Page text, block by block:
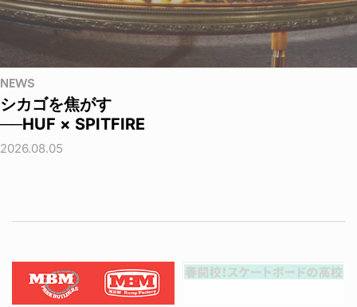
NEWS
シカゴを焦がす
──HUF × SPITFIRE
2026.08.05